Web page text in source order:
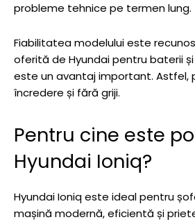
probleme tehnice pe termen lung.
Fiabilitatea modelului este
oferită de Hyundai pentru baterii
este un avantaj important. Astfel,
încredere și fără griji.
Pentru cine este
Hyundai Ioniq?
Hyundai Ioniq este ideal pentru
mașină modernă, eficientă și